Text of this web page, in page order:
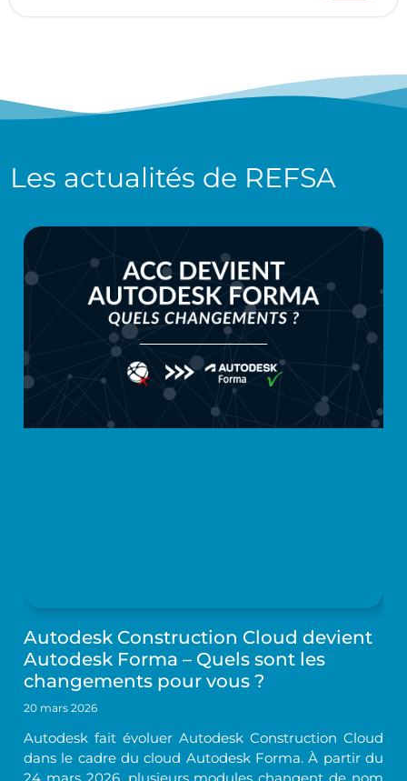
Les actualités de REFSA
Autodesk Construction Cloud devient
Autodesk Forma – Quels sont les
changements pour vous ?
20 mars 2026
Autodesk fait évoluer Autodesk Construction Cloud
dans le cadre du cloud Autodesk Forma. À partir du